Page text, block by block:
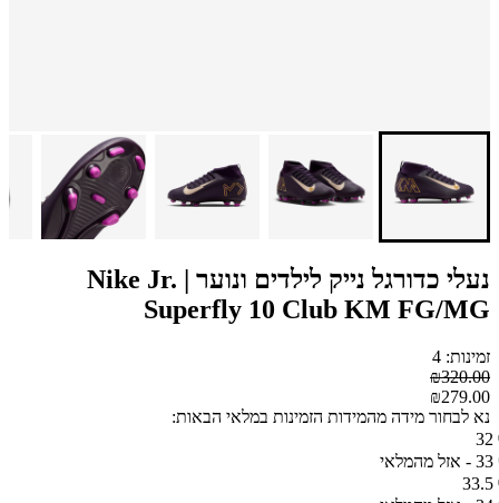
נעלי כדורגל נייק לילדים ונוער | Nike Jr.
Superfly 10 Club KM FG/MG
זמינות: 4
₪320.00
₪279.00
נא לבחור מידה מהמידות הזמינות במלאי הבאות:
32
33 - אזל מהמלאי
33.5